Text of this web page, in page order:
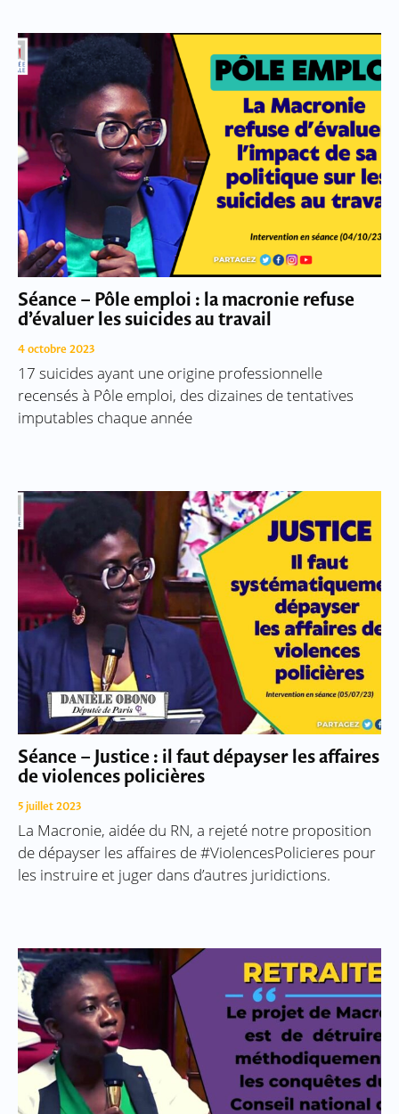
Séance – Pôle emploi : la macronie refuse
d’évaluer les suicides au travail
4 octobre 2023
17 suicides ayant une origine professionnelle
recensés à Pôle emploi, des dizaines de tentatives
imputables chaque année
Séance – Justice : il faut dépayser les affaires
de violences policières
5 juillet 2023
La Macronie, aidée du RN, a rejeté notre proposition
de dépayser les affaires de #ViolencesPolicieres pour
les instruire et juger dans d’autres juridictions.